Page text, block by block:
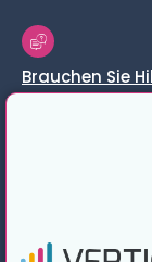
Brauchen Sie